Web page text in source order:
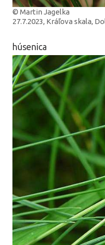
© Martin Jagelka
27.7.2023, Kráľova skala,
húsenica